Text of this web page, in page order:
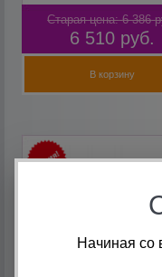
Старая цена: 6 386
6 510 руб.
В корзину
Начиная со